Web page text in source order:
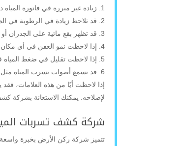
زيادة غير مبررة في فاتورة
قد تلاحظ زيادة في الرطوبة في
قد تظهر بقع مائية على الجدران
إذا لاحظت نمو العفن في أي
إذا لاحظت تقليل في ضغط المياه
قد تسمع أصوات تسرب المياه مثل
إذا لاحظت أيًا من هذه العلامات،
لإصلاحه. يمكنك الاستعانة بشركة
شركة كشف تسربات
تتميز شركة ركن الأرض بخبرة واسعة